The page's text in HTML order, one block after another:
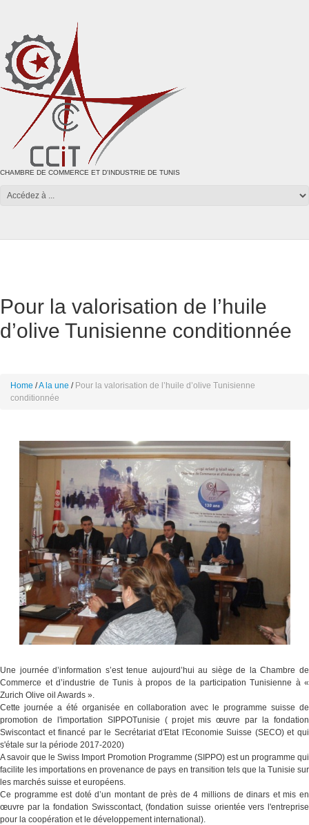
CHAMBRE DE COMMERCE ET D'INDUSTRIE DE TUNIS
Pour la valorisation de l’huile
d’olive Tunisienne conditionnée
Home A la une
Pour la valorisation de l’huile d’olive Tunisienne
conditionnée
Une journée d’information s’est tenue aujourd’hui au siège de la Chambre de
Commerce et d’industrie de Tunis à propos de la participation Tunisienne à «
Zurich Olive oil Awards ».
Cette journée a été organisée en collaboration avec le programme suisse de
promotion de l'importation SIPPOTunisie ( projet mis œuvre par la fondation
Swiscontact et financé par le Secrétariat d'Etat l'Economie Suisse (SECO) et qui
s'étale sur la période 2017-2020)
A savoir que le Swiss Import Promotion Programme (SIPPO) est un programme qui
facilite les importations en provenance de pays en transition tels que la Tunisie sur
les marchés suisse et européens.
Ce programme est doté d’un montant de près de 4 millions de dinars et mis en
œuvre par la fondation Swisscontact, (fondation suisse orientée vers l'entreprise
pour la coopération et le développement international).